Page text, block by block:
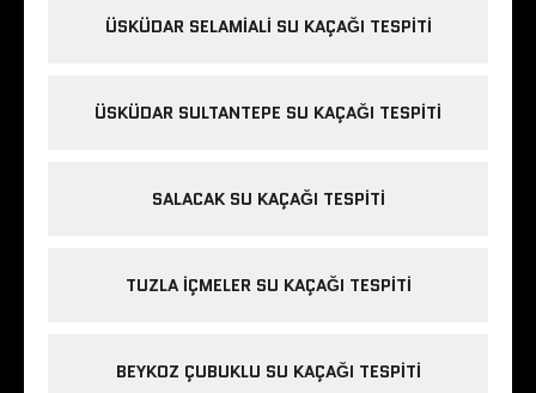
ÜSKÜDAR SELAMIALI SU KAÇAĞI TESPITI
ÜSKÜDAR SULTANTEPE SU KAÇAĞI TESPITI
SALACAK SU KAÇAĞI TESPITI
TUZLA IÇMELER SU KAÇAĞI TESPITI
BEYKOZ ÇUBUKLU SU KAÇAĞI TESPITI